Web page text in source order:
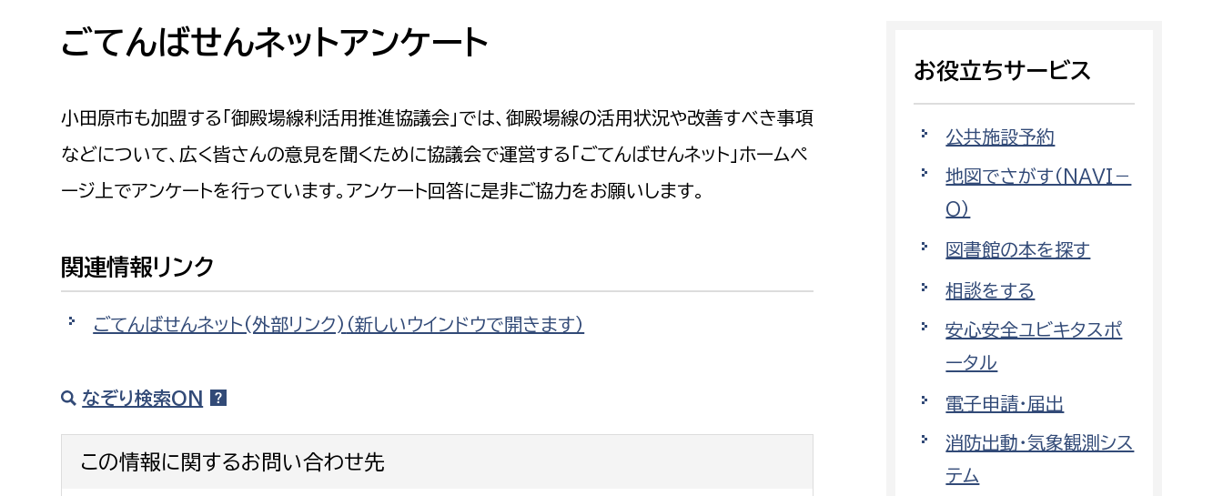
高校生・大学生など
妊産婦
高齢者
傷病者
労働者
求職者
防災・安全
環境・エネルギー
地域経済
文化・生涯学習
支払いをしたい
働きたい
小田原のことを知りたい
イベント・講座などに参加したい
まちづくりに関わりたい
地域政策課
戸籍住民課
防災対策課
文化政策課
環境部
環境政策課
ゼロカーボン推進課
環境保護課
福祉健康部
福祉政策課
生活援護課
子ども政策課
子ども若者支援課
産業政策課
都市政策課
ごてんばせんネットアンケート
小田原市も加盟する「御殿場線利活用推進協議会」では、御殿場線の活用状況や改善すべき事項
などについて、広く皆さんの意見を聞くために協議会で運営する「ごてんばせんネット」ホームペ
ージ上でアンケートを行っています。アンケート回答に是非ご協力をお願いします。
関連情報リンク
ごてんばせんネット(外部リンク) （新しいウインドウで開きます）
なぞり検索ON
この情報に関するお問い合わせ先
お役立ちサービス
公共施設予約
地図でさがす（NAVI－
O）
図書館の本を探す
相談をする
安心安全ユビキタスポ
ータル
電子申請・届出
消防出動・気象観測シス
テム